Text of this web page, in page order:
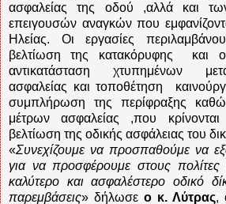
ασφαλείας της οδού ,αλλά και
επειγουσών αναγκών που
Ηλείας. Οι εργασίες
βελτίωση της κατακόρυφης
και
αντικατάσταση χτυπημένων
ασφαλείας και τοποθέτηση
συμπλήρωση της περίφραξης
μέτρων ασφαλείας ,που
βελτίωση της οδικής ασφάλειας του
«Συνεχίζουμε να προσπαθούμε να
για να προσφέρουμε στους
καλύτερο και ασφαλέστερο οδικό
παρεμβάσεις» δήλωσε ο κ. Λύτρας,